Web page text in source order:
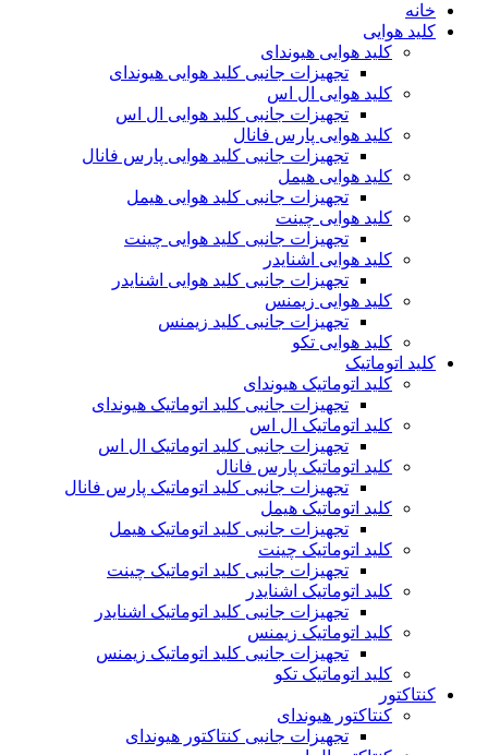
خانه
کلید هوایی
کلید هوایی هیوندای
تجهیزات جانبی کلید هوایی هیوندای
کلید هوایی ال اس
تجهیزات جانبی کلید هوایی ال اس
کلید هوایی پارس فانال
تجهیزات جانبی کلید هوایی پارس فانال
کلید هوایی هیمل
تجهیزات جانبی کلید هوایی هیمل
کلید هوایی چینت
تجهیزات جانبی کلید هوایی چینت
کلید هوایی اشنایدر
تجهیزات جانبی کلید هوایی اشنایدر
کلید هوایی زیمنس
تجهیزات جانبی کلید زیمنس
کلید هوایی تکو
کلید اتوماتیک
کلید اتوماتیک هیوندای
تجهیزات جانبی کلید اتوماتیک هیوندای
کلید اتوماتیک ال اس
تجهیزات جانبی کلید اتوماتیک ال اس
کلید اتوماتیک پارس فانال
تجهیزات جانبی کلید اتوماتیک پارس فانال
کلید اتوماتیک هیمل
تجهیزات جانبی کلید اتوماتیک هیمل
کلید اتوماتیک چینت
تجهیزات جانبی کلید اتوماتیک چینت
کلید اتوماتیک اشنایدر
تجهیزات جانبی کلید اتوماتیک اشنایدر
کلید اتوماتیک زیمنس
تجهیزات جانبی کلید اتوماتیک زیمنس
کلید اتوماتیک تکو
کنتاکتور
کنتاکتور هیوندای
تجهیزات جانبی کنتاکتور هیوندای